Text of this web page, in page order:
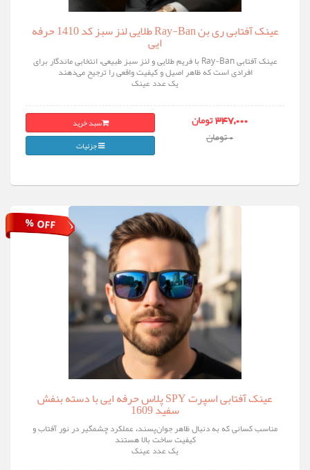
عینک آفتابی ری‌ بن Ray-Ban طلایی لنز سبز کد 1410 حرفه
ایی
عینک آفتابی Ray-Ban با فریم طلایی و لنز سبز طبیعی، انتخابی ماندگار برای
افرادی است که ظاهر اصیل و کیفیت واقعی را ترجیح می‌دهند
یک عدد عینک
347,000 تومان
0 تومان
سبد خرید
جزئیات
% OFF
عینک آفتابی اسپرت SPY پلاس حرفه ایی با دسته بنفش
سفید 1609
مناسب کسانی که به دنبال ظاهر جوان‌پسند، عملکرد چشمگیر در نور آفتاب و
کیفیت ساخت بالا هستند
یک عدد عینک